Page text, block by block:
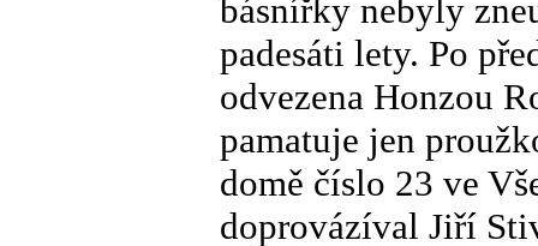
básnířky nebyly
padesáti lety. Po
odvezena Honzou
pamatuje jen
domě číslo 23 ve
doprovázíval Jiří